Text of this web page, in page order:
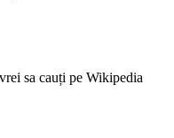
sa cauți pe Wikipedia